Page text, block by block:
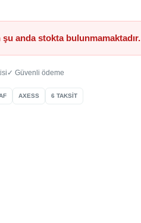
anda stokta bulunmamaktadır.
✓ Güvenli ödeme
AXESS 6 TAKSİT